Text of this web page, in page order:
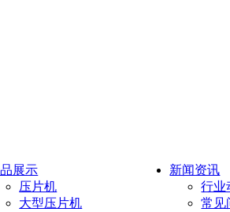
展示
压片机
大型压片机
新闻资讯
行业
常见